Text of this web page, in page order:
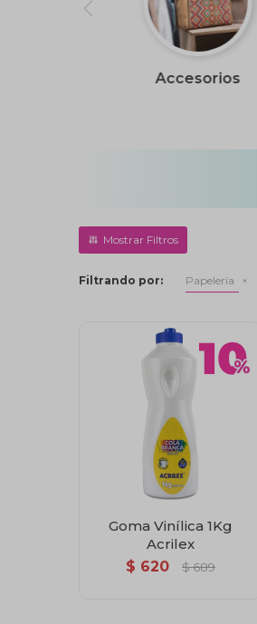
Accesorios
Filtrando por: Papelería
Goma Vinílica 1Kg
Acrilex
$ 620 $ 689